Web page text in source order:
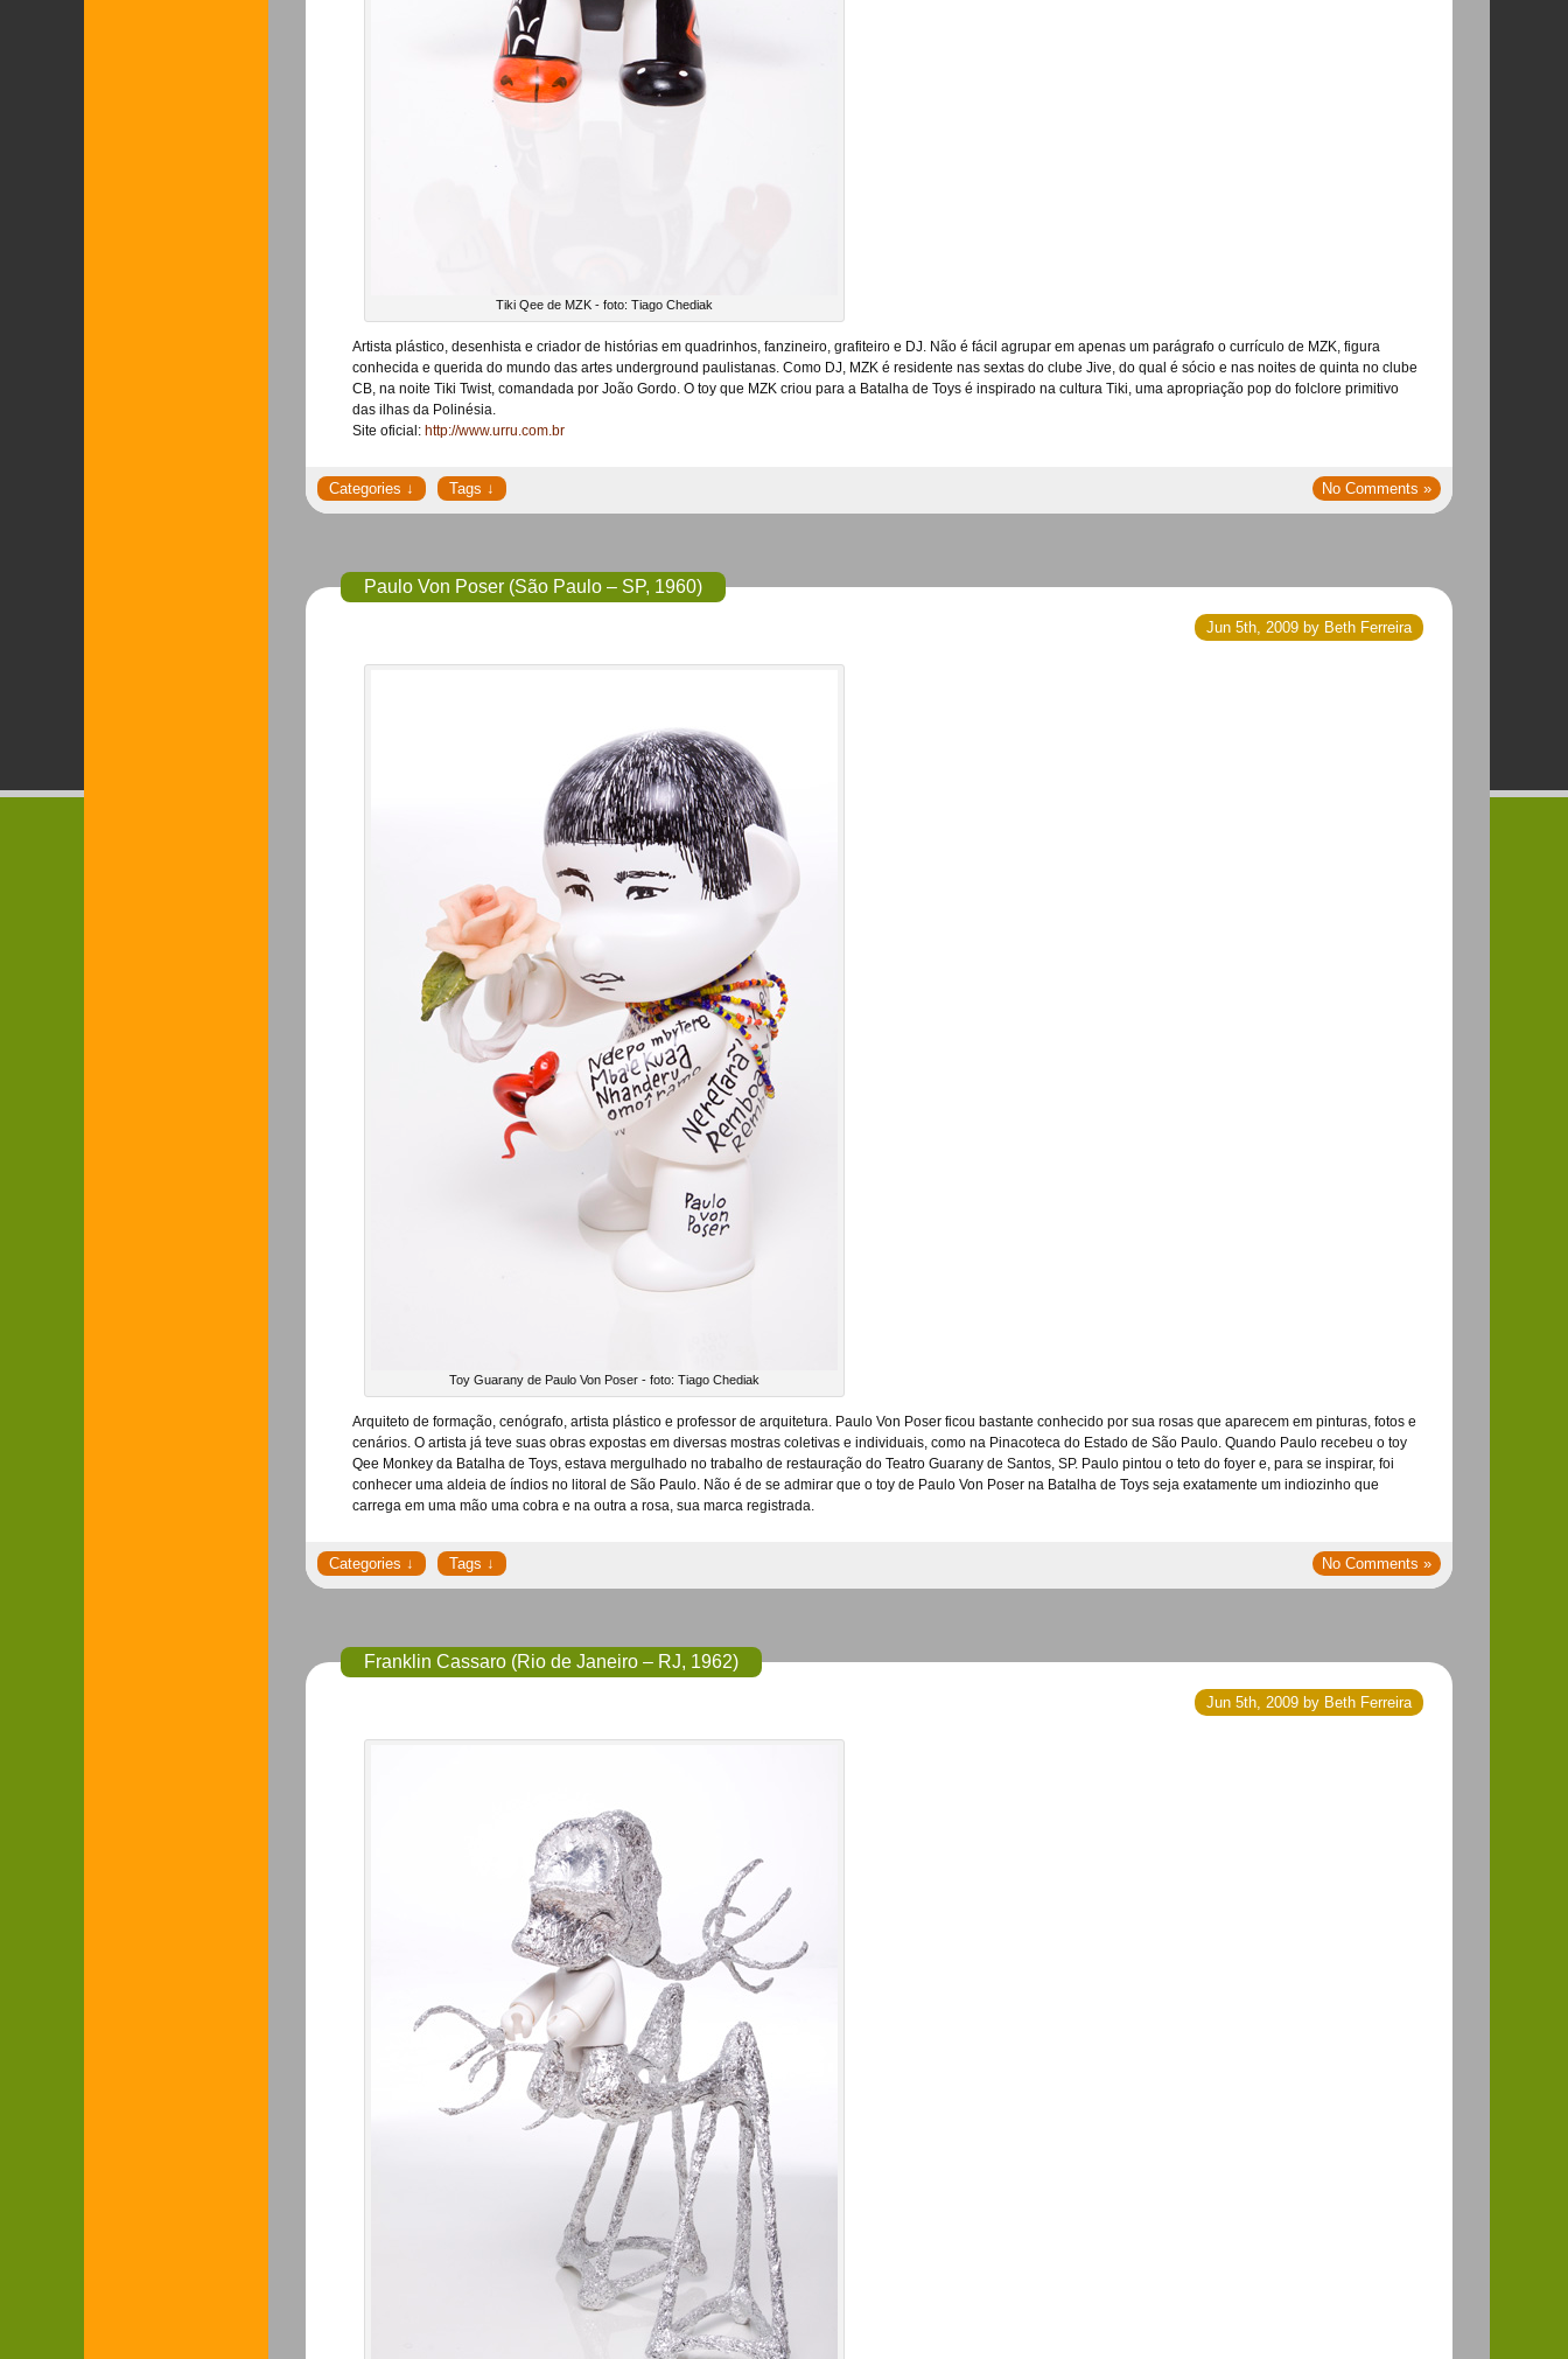
Tiki Qee de MZK - foto: Tiago Chediak
Artista plástico, desenhista e criador de histórias em quadrinhos, fanzineiro, grafiteiro e DJ. Não é fácil agrupar em apenas um parágrafo o currículo de MZK, figura
conhecida e querida do mundo das artes underground paulistanas. Como DJ, MZK é residente nas sextas do clube Jive, do qual é sócio e nas noites de quinta no clube
CB, na noite Tiki Twist, comandada por João Gordo. O toy que MZK criou para a Batalha de Toys é inspirado na cultura Tiki, uma apropriação pop do folclore primitivo
das ilhas da Polinésia.
Site oficial: http://www.urru.com.br
No Comments »
Paulo Von Poser (São Paulo – SP, 1960)
Jun 5th, 2009 by Beth Ferreira
Toy Guarany de Paulo Von Poser - foto: Tiago Chediak
Arquiteto de formação, cenógrafo, artista plástico e professor de arquitetura. Paulo Von Poser ficou bastante conhecido por sua rosas que aparecem em pinturas, fotos e
cenários. O artista já teve suas obras expostas em diversas mostras coletivas e individuais, como na Pinacoteca do Estado de São Paulo. Quando Paulo recebeu o toy
Qee Monkey da Batalha de Toys, estava mergulhado no trabalho de restauração do Teatro Guarany de Santos, SP. Paulo pintou o teto do foyer e, para se inspirar, foi
conhecer uma aldeia de índios no litoral de São Paulo. Não é de se admirar que o toy de Paulo Von Poser na Batalha de Toys seja exatamente um indiozinho que
carrega em uma mão uma cobra e na outra a rosa, sua marca registrada.
No Comments »
Franklin Cassaro (Rio de Janeiro – RJ, 1962)
Jun 5th, 2009 by Beth Ferreira